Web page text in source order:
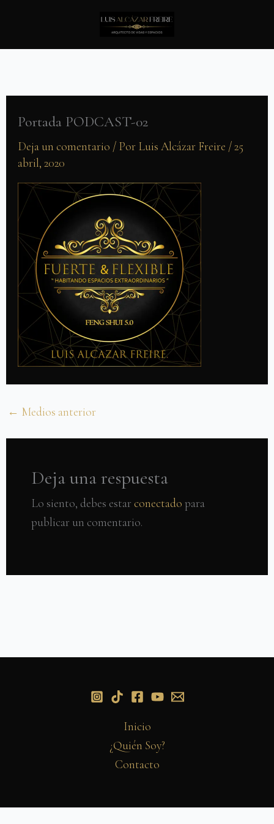
contenido
Portada PODCAST-02
Deja un comentario / Por Luis Alcázar Freire /25
abril, 2020
← Medios anterior
Deja una respuesta
Lo siento, debes estar conectado para
publicar un comentario.
Inicio
¿Quién Soy?
Contacto